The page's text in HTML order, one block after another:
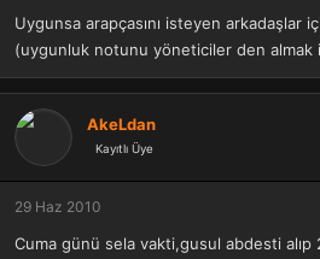
Uygunsa arapçasını isteyen arkadaşlar
(uygunluk notunu yöneticiler den almak
AkeLdan
Kayıtlı Üye
29 Haz 2010
Cuma günü sela vakti,gusul abdesti alıp